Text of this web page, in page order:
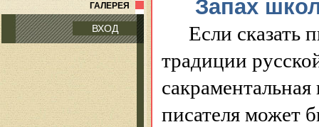
ГАЛЕРЕЯ
ВХОД
Запах
Если сказать
традиции
писателя может